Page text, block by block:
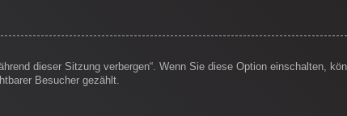
dieser Sitzung verbergen“. Wenn Sie diese Option einschalten,
Besucher gezählt.